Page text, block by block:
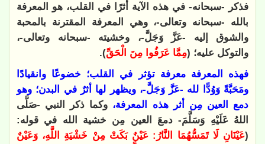
فذكر -سبحانه- في هذه الآية أثرًا في القلب، هو المعرفة
بالله -سبحانه وتعالى-، وهي المعرفة المقترنة بالمحبة
والشوق إليه -عَزَّ وَجَلَّ-، وخشيته -سبحانه وتعالى-،
والتوكل عليه؛ (مِمَّا عَرَفُوا مِنَ الْحَقِّ).
فهذه المعرفة معرفة تؤثر في القلب؛ خضوعًا وانقيادًا
ومَحَبَّةً وَوُدًّا لله -عَزَّ وَجَلَّ-، ويظهر لها أثرٌ في البدن؛ وهو
دمع العين مِن أثر هذه المعرفة، وكما ذكر النبي -صَلَّى
اللهُ عَلَيْهِ وَسَلَّمَ- دمعَ العين مِن خشية الله في قوله:
(عَيْنَانِ لَا تَمَسُّهُمَا النَّارُ: عَيْنٌ بَكَتْ مِنْ خَشْيَةِ اللَّهِ، وَعَيْنٌ